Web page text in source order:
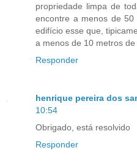
propriedade limpa de
encontre a menos de
edifício esse que,
a menos de 10 metros de
Responder
henrique pereira dos
10:54
Obrigado, está resolvido
Responder